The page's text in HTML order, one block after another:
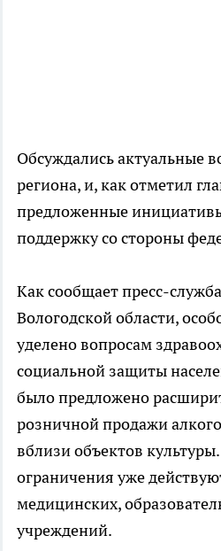
Обсуждались актуальные
региона, и, как отметил
предложенные
поддержку со стороны
Как сообщает пресс-
Вологодской области,
уделено вопросам
социальной защиты
было предложено
розничной продажи
вблизи объектов
ограничения уже
медицинских,
учреждений.